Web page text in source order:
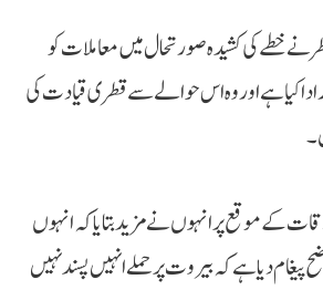
نے خطے کی کشیدہ صورتحال میں معاملات کو
ادا کیا ہے اور وہ اس حوالے سے قطری قیادت کی
کے موقع پر انہوں نے مزید بتایا کہ انہوں
پیغام دیا ہے کہ بیروت پر حملے انہیں پسند نہیں